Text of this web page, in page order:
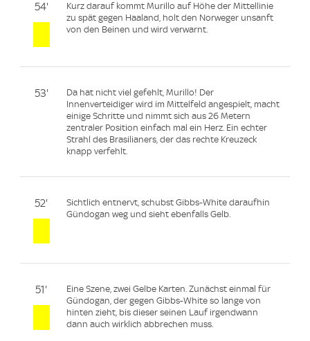
54'
Kurz darauf kommt Murillo auf Höhe der Mittellinie
zu spät gegen Haaland, holt den Norweger unsanft
von den Beinen und wird verwarnt.
53'
Da hat nicht viel gefehlt, Murillo! Der
Innenverteidiger wird im Mittelfeld angespielt, macht
einige Schritte und nimmt sich aus 26 Metern
zentraler Position einfach mal ein Herz. Ein echter
Strahl des Brasilianers, der das rechte Kreuzeck
knapp verfehlt.
52'
Sichtlich entnervt, schubst Gibbs-White daraufhin
Gündogan weg und sieht ebenfalls Gelb.
51'
Eine Szene, zwei Gelbe Karten. Zunächst einmal für
Gündogan, der gegen Gibbs-White so lange von
hinten zieht, bis dieser seinen Lauf irgendwann
dann auch wirklich abbrechen muss.